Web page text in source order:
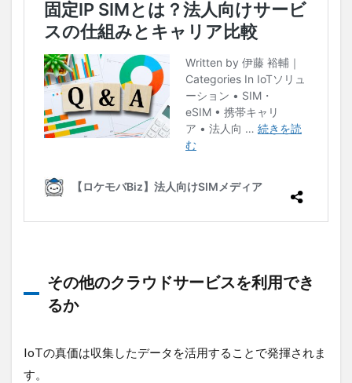
その他のクラウドサービスを利用でき
るか
IoTの真価は収集したデータを活用することで発揮されま
す。